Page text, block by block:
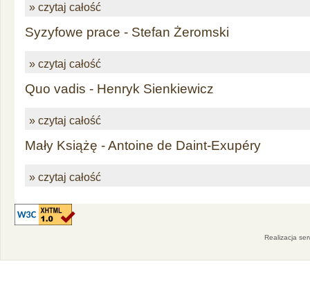
» czytaj całość
Syzyfowe prace - Stefan Żeromski
» czytaj całość
Quo vadis - Henryk Sienkiewicz
» czytaj całość
Mały Książę - Antoine de Daint-Exupéry
» czytaj całość
Realizacja